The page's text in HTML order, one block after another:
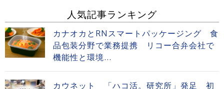
人気記事ランキング
カナオカとRNスマートパッケージング 食
品包装分野で業務提携 リコー合弁会社で
機能性と環境...
カウネット 「ハコ活。研究所」発足 初